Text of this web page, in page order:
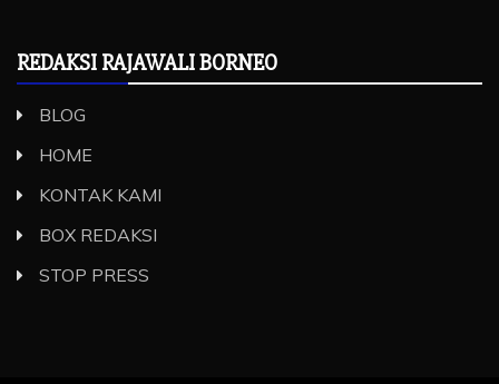
REDAKSI RAJAWALI BORNEO
BLOG
HOME
KONTAK KAMI
BOX REDAKSI
STOP PRESS